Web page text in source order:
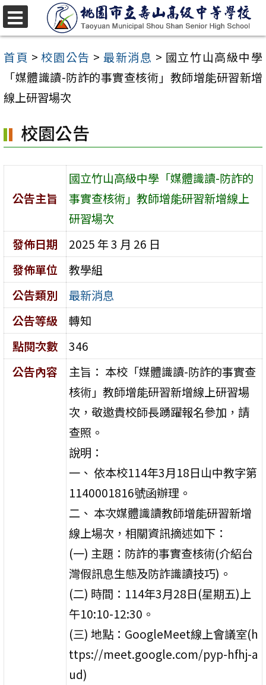
跳
至
主
內
區
首頁 >校園公告 >最新消息 > 國立竹山高級中學
「媒體識讀-防詐的事實查核術」教師增能研習新增
線上研習場次
校園公告
公告主旨
國立竹山高級中學「媒體識讀-防詐的
事實查核術」教師增能研習新增線上
研習場次
發佈日期
2025 年 3 月 26 日
發佈單位
教學組
公告類別
最新消息
公告等級
轉知
點閱次數
346
公告內容
主旨： 本校「媒體識讀-防詐的事實查
核術」教師增能研習新增線上研習場
次，敬邀貴校師長踴躍報名參加，請
查照。
說明：
一、 依本校114年3月18日山中教字第
1140001816號函辦理。
二、 本次媒體識讀教師增能研習新增
線上場次，相關資訊摘述如下：
(一) 主題：防詐的事實查核術(介紹台
灣假訊息生態及防詐識讀技巧)。
(二) 時間：114年3月28日(星期五)上
午10:10-12:30。
(三) 地點：GoogleMeet線上會議室(h
ttps://meet.google.com/pyp-hfhj-a
ud)
選
單